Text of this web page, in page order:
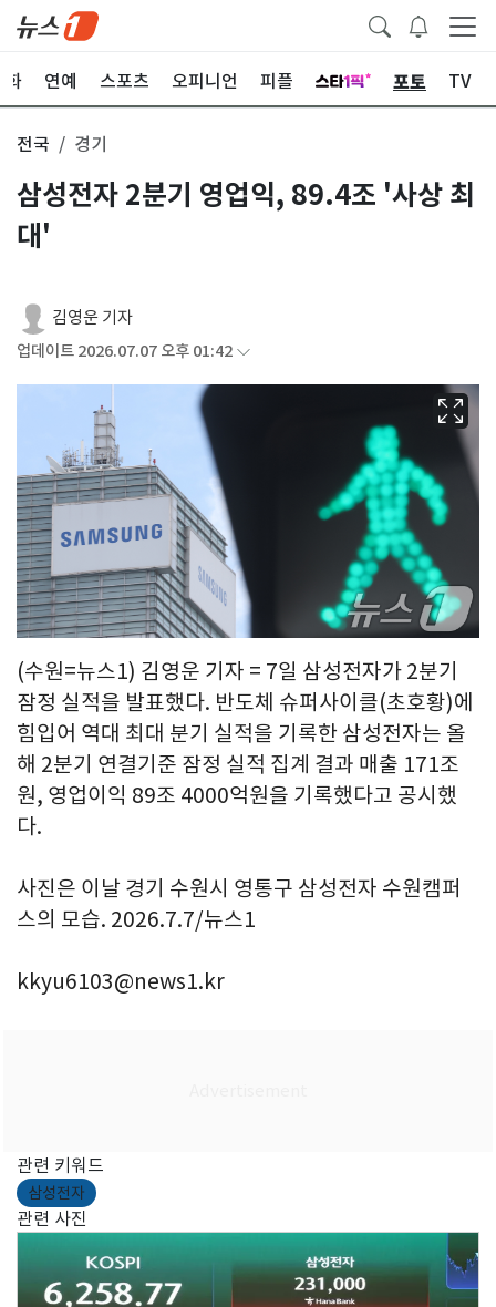
화 연예 스포츠 오피니언 피플 포토 TV
전국 경기
삼성전자 2분기 영업익, 89.4조 '사상 최
대'
김영운 기자
업데이트 2026.07.07 오후 01:42
(수원=뉴스1) 김영운 기자 = 7일 삼성전자가 2분기
잠정 실적을 발표했다. 반도체 슈퍼사이클(초호황)에
힘입어 역대 최대 분기 실적을 기록한 삼성전자는 올
해 2분기 연결기준 잠정 실적 집계 결과 매출 171조
원, 영업이익 89조 4000억원을 기록했다고 공시했
다.
사진은 이날 경기 수원시 영통구 삼성전자 수원캠퍼
스의 모습. 2026.7.7/뉴스1
kkyu6103@news1.kr
관련 키워드
삼성전자
관련 사진